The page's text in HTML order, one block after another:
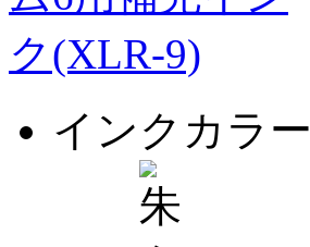
インクカラー